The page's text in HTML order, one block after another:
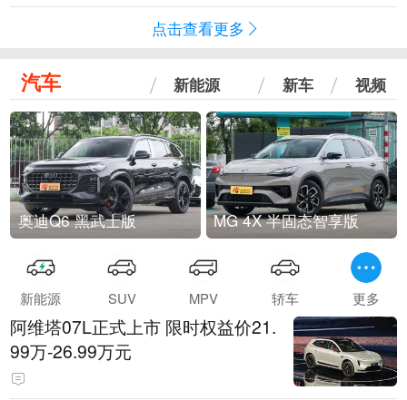
点击查看更多
汽车 新能源 新车 视频
奥迪Q6 黑武士版 MG 4X 半固态智享版
新能源 SUV MPV 轿车 更多
阿维塔07L正式上市 限时权益价21.
99万-26.99万元